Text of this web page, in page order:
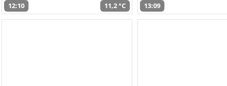
12:10 11,2 °C 13:09